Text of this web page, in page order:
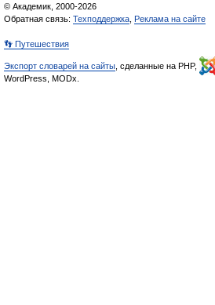
© Академик, 2000-2026
Обратная связь: Техподдержка Реклама на сайте
👣 Путешествия
Экспорт словарей на сайты , сделанные на PHP,
WordPress, MODx.